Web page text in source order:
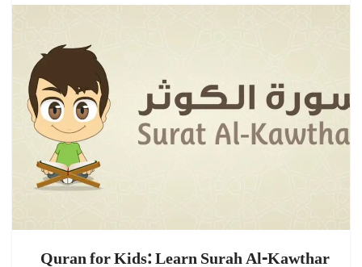
Quran for Kids: Learn Surah Al-Kawthar